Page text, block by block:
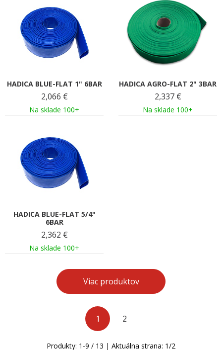
HADICA BLUE-FLAT 1" 6BAR
2,066 €
Na sklade 100+
HADICA AGRO-FLAT 2" 3BAR
2,337 €
Na sklade 100+
HADICA BLUE-FLAT 5/4"
6BAR
2,362 €
Na sklade 100+
Viac produktov
1 2
Produkty: 1 -9 / 13 | Aktuálna strana: 1/2